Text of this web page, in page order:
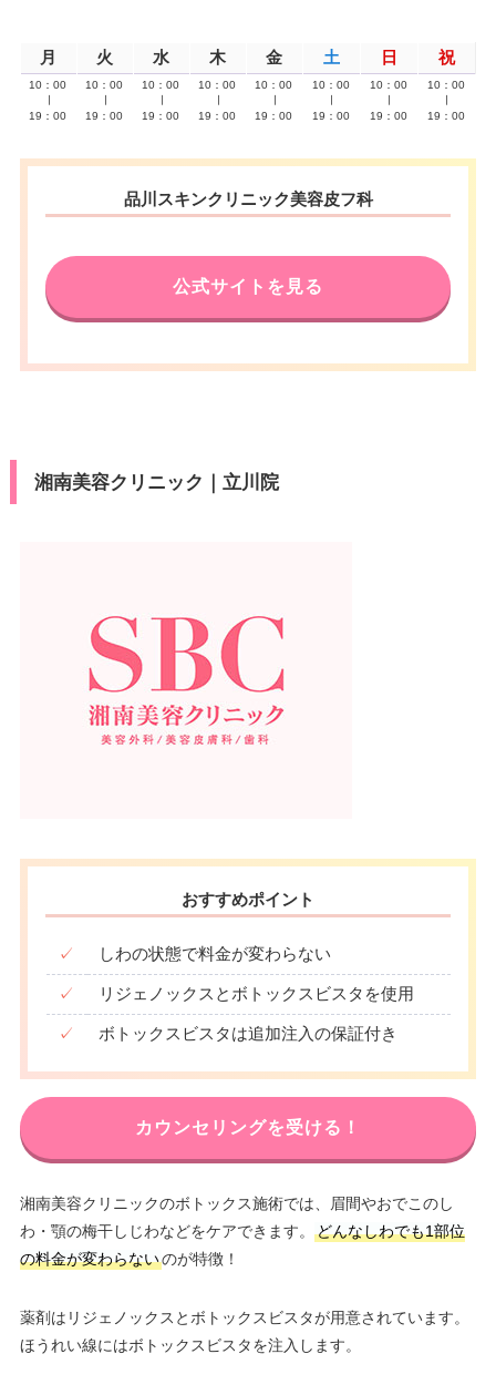
月 火 水 木 金 土 日 祝
10：00
19：00
10：00
19：00
10：00
19：00
10：00
19：00
10：00
19：00
10：00
19：00
10：00
19：00
10：00
19：00
品川スキンクリニック美容皮フ科
公式サイトを見る
湘南美容クリニック｜立川院
おすすめポイント
✓ しわの状態で料金が変わらない
✓ リジェノックスとボトックスビスタを使用
✓ ボトックスビスタは追加注入の保証付き
カウンセリングを受ける！
湘南美容クリニックのボトックス施術では、眉間やおでこのし
わ・顎の梅干しじわなどをケアできます。
どんなしわでも1部位
の料金が変わらないのが特徴！
薬剤はリジェノックスとボトックスビスタが用意されています。
ほうれい線にはボトックスビスタを注入します。